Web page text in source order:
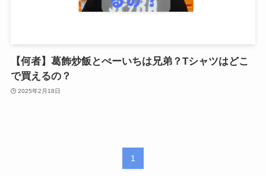
【何者】葛飾炒飯とぺーいちは兄弟？Tシャツはどこ
で買えるの？
2025年2月18日
1